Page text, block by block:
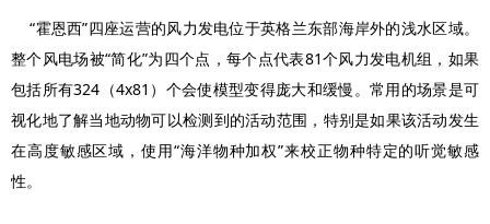
“霍恩西”四座运营的风力发电位于英格兰东部海岸外的浅水区域。
整个风电场被“简化”为四个点，每个点代表81个风力发电机组，如果
包括所有324（4x81）个会使模型变得庞大和缓慢。常用的场景是可
视化地了解当地动物可以检测到的活动范围，特别是如果该活动发生
在高度敏感区域，使用“海洋物种加权”来校正物种特定的听觉敏感
性。